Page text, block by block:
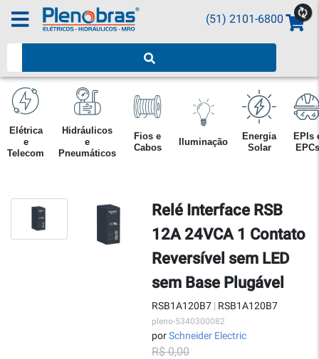
(51) 2101-6800
Elétrica
e
Telecom
Hidráulicos
e
Pneumáticos
Fios e
Cabos
Iluminação
Energia
Solar
EPIs
EPCs
Relé Interface RSB
12A 24VCA 1 Contato
Reversível sem LED
sem Base Plugável
RSB1A120B7 | RSB1A120B7
pleno-5340300082
porSchneider Electric
R$ 0,00